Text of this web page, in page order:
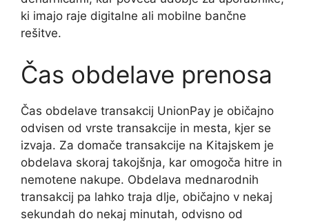
ki imajo raje digitalne ali mobilne bančne
rešitve.
Čas obdelave prenosa
Čas obdelave transakcij UnionPay je običajno
odvisen od vrste transakcije in mesta, kjer se
izvaja. Za domače transakcije na Kitajskem je
obdelava skoraj takojšnja, kar omogoča hitre in
nemotene nakupe. Obdelava mednarodnih
transakcij pa lahko traja dlje, običajno v nekaj
sekundah do nekaj minutah, odvisno od